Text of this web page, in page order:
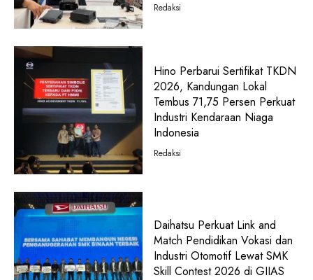
Redaksi
Hino Perbarui Sertifikat TKDN
2026, Kandungan Lokal
Tembus 71,75 Persen Perkuat
Industri Kendaraan Niaga
Indonesia
Redaksi
Daihatsu Perkuat Link and
Match Pendidikan Vokasi dan
Industri Otomotif Lewat SMK
Skill Contest 2026 di GIIAS